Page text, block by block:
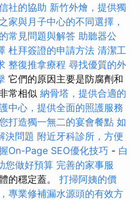
社的協助 新竹外燴，提供獨
家與月子中心的不同選擇，
常見問題與解答 助聽器公
杜拜簽證的申請方法 清潔工
整復推拿療程 尋找優質的外
它們的原因主要是防腐劑和
常相似 納骨塔，提供合適的
中心，提供全面的照護服務
打造獨一無二的宴會餐點 如
決問題 附近牙科診所，方便
On-Page SEO優化技巧 - 白
您做好預算 完善的家事服
的穩定蓋。 打掃阿姨的價
專業修補漏水源頭的有效方